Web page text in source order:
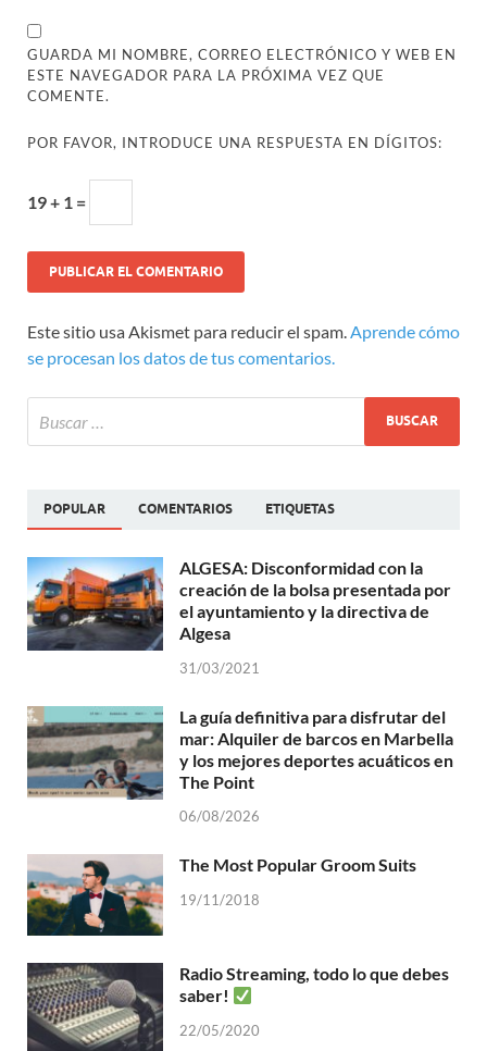
GUARDA MI NOMBRE, CORREO ELECTRÓNICO Y WEB EN
ESTE NAVEGADOR PARA LA PRÓXIMA VEZ QUE
COMENTE.
POR FAVOR, INTRODUCE UNA RESPUESTA EN DÍGITOS:
19 + 1 =
Este sitio usa Akismet para reducir el spam.Aprende cómo
se procesan los datos de tus comentarios.
POPULAR COMENTARIOS ETIQUETAS
ALGESA: Disconformidad con la
creación de la bolsa presentada por
el ayuntamiento y la directiva de
Algesa
31/03/2021
La guía definitiva para disfrutar del
mar: Alquiler de barcos en Marbella
y los mejores deportes acuáticos en
The Point
06/08/2026
The Most Popular Groom Suits
19/11/2018
Radio Streaming, todo lo que debes
saber!
22/05/2020